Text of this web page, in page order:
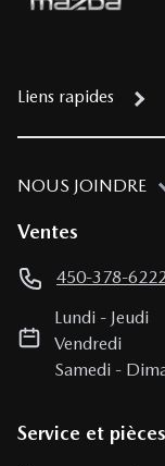
Liens rapides
NOUS JOINDRE
Ventes
450-378-6222
Lundi - Jeudi
Vendredi
Samedi -
Service et pièces